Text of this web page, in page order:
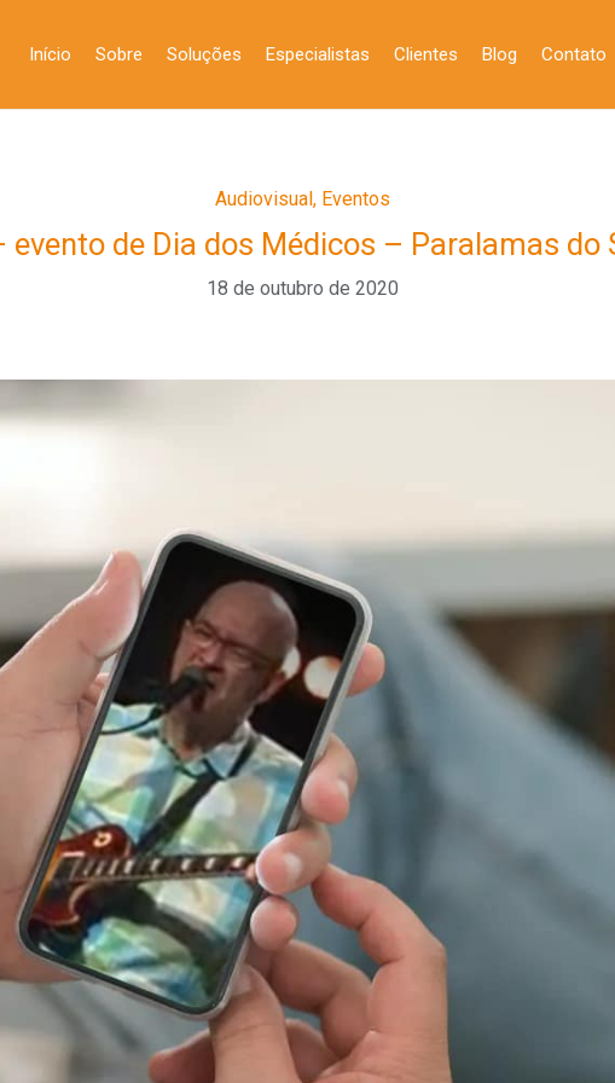
Início Sobre Soluções Especialistas Clientes Blog Contato
Audiovisual, Eventos
evento de Dia dos Médicos – Paralamas
18 de outubro de 2020